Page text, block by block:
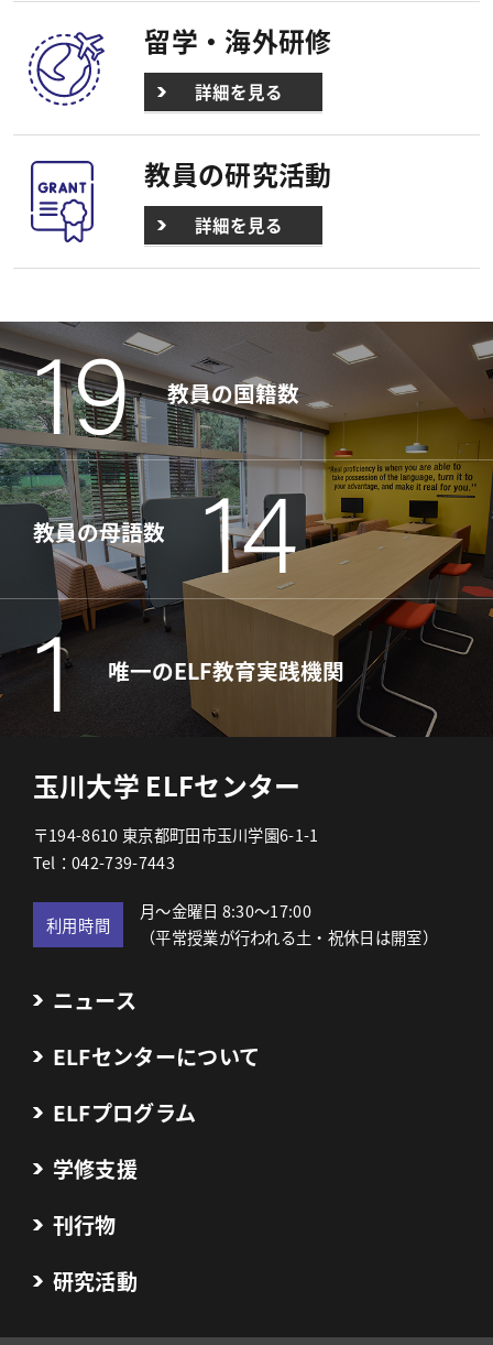
留学・海外研修
詳細を見る
教員の研究活動
詳細を見る
19 教員の国籍数
14
教員の母語数
1 唯一のELF教育実践機関
玉川大学 ELFセンター
〒194-8610 東京都町田市玉川学園6-1-1
Tel：042-739-7443
利用時間
月～金曜日 8:30～17:00
（平常授業が行われる土・祝休日は開室）
ニュース
ELFセンターについて
ELFプログラム
学修支援
刊行物
研究活動